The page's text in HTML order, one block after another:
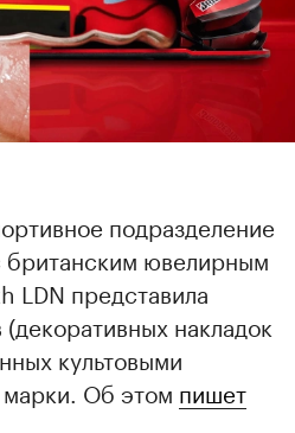
подразделение
британским ювелирным
LDN представила
накладок
культовыми
Об этом пишет